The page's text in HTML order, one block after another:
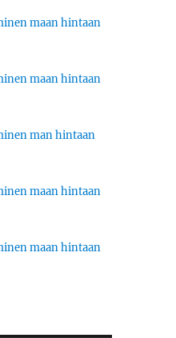
maan hintaan
maan hintaan
man hintaan
maan hintaan
maan hintaan